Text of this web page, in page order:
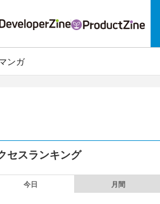
ンガ
セスランキング
今日 月間